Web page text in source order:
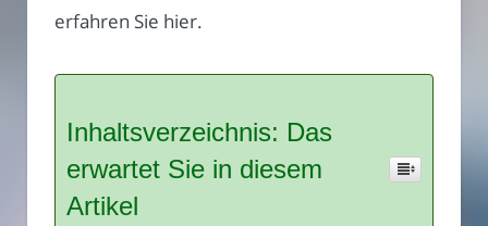
erfahren Sie hier.
Inhaltsverzeichnis: Das
erwartet Sie in diesem
Artikel